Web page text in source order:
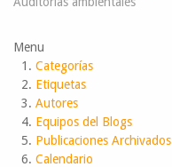
Menu
Categorías
Etiquetas
Autores
Equipos del Blogs
Publicaciones Archivados
Calendario